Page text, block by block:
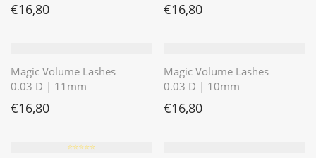
€16,80 €16,80
Magic Volume Lashes
0.03 D | 11mm
€16,80
Magic Volume Lashes
0.03 D | 10mm
€16,80
⭐️⭐️⭐️⭐️⭐️